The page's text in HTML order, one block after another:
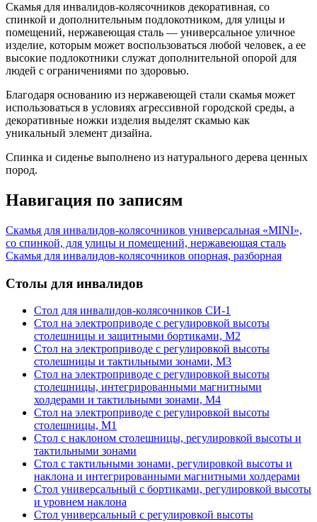
Скамья для инвалидов-колясочников декоративная, со
спинкой и дополнительным подлокотником, для улицы и
помещений, нержавеющая сталь — универсальное уличное
изделие, которым может воспользоваться любой человек, а ее
высокие подлокотники служат дополнительной опорой для
людей с ограничениями по здоровью.
Благодаря основанию из нержавеющей стали скамья может
использоваться в условиях агрессивной городской среды, а
декоративные ножки изделия выделят скамью как
уникальный элемент дизайна.
Спинка и сиденье выполнено из натурального дерева ценных
пород.
Навигация по записям
Скамья для инвалидов-колясочников универсальная «MINI»,
со спинкой, для улицы и помещений, нержавеющая сталь
Скамья для инвалидов-колясочников опорная, разборная
Столы для инвалидов
Стол для инвалидов-колясочников СИ-1
Стол на электроприводе с регулировкой высоты
столешницы и защитными бортиками, М2
Стол на электроприводе с регулировкой высоты
столешницы и тактильными зонами, М3
Стол на электроприводе с регулировкой высоты
столешницы, интегрированными магнитными
холдерами и тактильными зонами, М4
Стол на электроприводе с регулировкой высоты
столешницы, М1
Стол с наклоном столешницы, регулировкой высоты и
тактильными зонами
Стол с тактильными зонами, регулировкой высоты и
наклона и интегрированными магнитными холдерами
Стол универсальный с бортиками, регулировкой высоты
и уровнем наклона
Стол универсальный с регулировкой высоты